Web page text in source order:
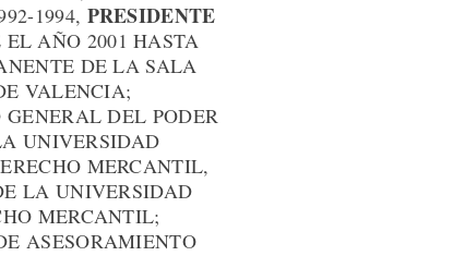
1994, PRESIDENTE
EL AÑO 2001 HASTA
DE LA SALA
VALENCIA;
DEL PODER
UNIVERSIDAD
MERCANTIL,
LA UNIVERSIDAD
MERCANTIL;
ASESORAMIENTO